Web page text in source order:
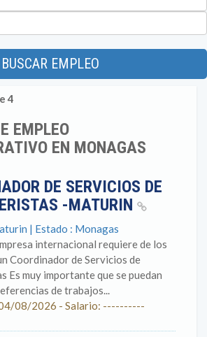
BUSCAR EMPLEO
4
EMPLEO
EN MONAGAS
DE SERVICIOS DE
-MATURIN
| Estado : Monagas
internacional requiere de los
Coordinador de Servicios de
Es muy importante que se puedan
de trabajos...
08/2026 - Salario: ----------